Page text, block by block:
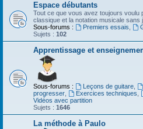
Espace débutants
Tout ce que vous avez toujours voulu
classique et la notation musicale sans
Sous-forums :
Premiers essais
Sujets : 102
Apprentissage et
Sous-forums : Leçons de guitare,
progresser
Exercices techniques
Vidéos avec partition
Sujets : 1646
La méthode à Paulo